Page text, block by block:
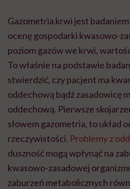
Gazometria krwi jest
ocenę gospodarki kwasowo-
poziom gazów we krwi,
To właśnie na podstawie
stwierdzić, czy pacjent ma
oddechową bądź zasadowicę
oddechową. Pierwsze
słowem gazometria, to układ
rzeczywistości. Problemy z
duszność mogą wpłynąć na
kwasowo-zasadowej
zaburzeń metabolicznych